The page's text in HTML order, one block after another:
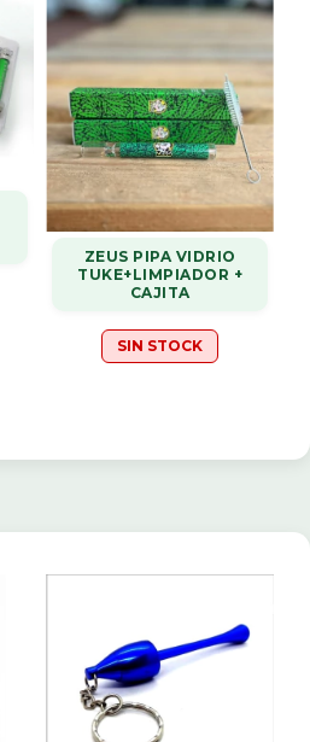
ZEUS PIPA VIDRIO
TUKE+LIMPIADOR +
CAJITA
SIN STOCK